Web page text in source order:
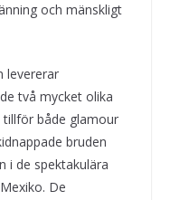
och mänskligt
levererar
två mycket olika
tillför både glamour
bruden
i de spektakulära
De